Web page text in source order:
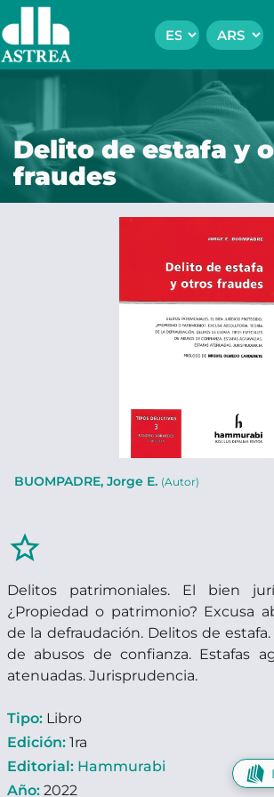
Delito de estafa y
fraudes
BUOMPADRE, Jorge E. (Autor)
star_border
Delitos patrimoniales. El bien
¿Propiedad o patrimonio? Excusa
de la defraudación. Delitos de
de abusos de confianza. Estafas
atenuadas. Jurisprudencia.
Tipo: Libro
Edición: 1ra
Editorial: Hammurabi
Año: 2022